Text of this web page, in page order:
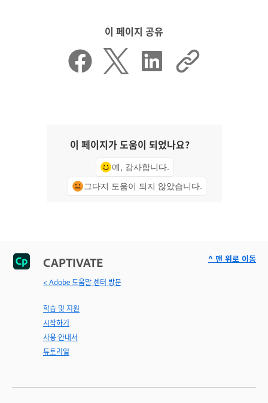
이 페이지 공유
이 페이지가 도움이 되었나요?
예, 감사합니다.
그다지 도움이 되지 않았습니다.
CAPTIVATE
< Adobe 도움말 센터 방문
학습 및 지원
시작하기
사용 안내서
튜토리얼
^ 맨 위로 이동